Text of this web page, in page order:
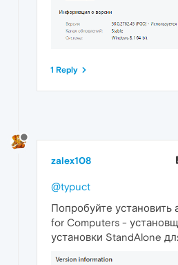
1 Reply
zalex108
@typuct
Попробуйте
for Computers -
установки StandAlone